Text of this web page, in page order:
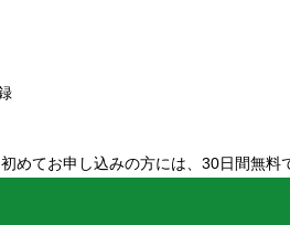
初めてお申し込みの方には、30日間無料